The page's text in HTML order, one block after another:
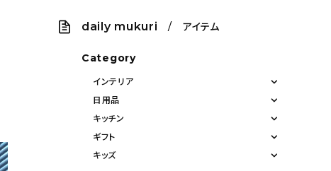
daily mukuri / アイテム
Category
インテリア
日用品
キッチン
ギフト
キッズ